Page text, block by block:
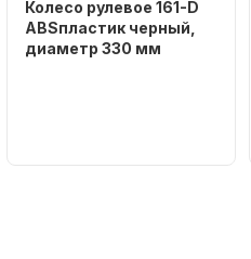
Колесо рулевое 161-D
ABSпластик черный,
диаметр 330 мм